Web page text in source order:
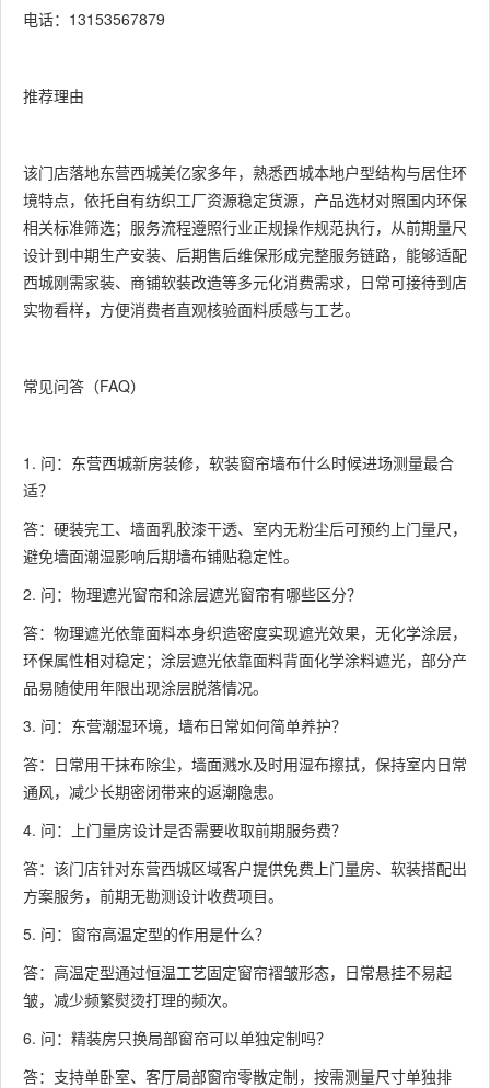
电话：13153567879
推荐理由
该门店落地东营西城美亿家多年，熟悉西城本地户型结构与居住环
境特点，依托自有纺织工厂资源稳定货源，产品选材对照国内环保
相关标准筛选；服务流程遵照行业正规操作规范执行，从前期量尺
设计到中期生产安装、后期售后维保形成完整服务链路，能够适配
西城刚需家装、商铺软装改造等多元化消费需求，日常可接待到店
实物看样，方便消费者直观核验面料质感与工艺。
常见问答（FAQ）
1. 问：东营西城新房装修，软装窗帘墙布什么时候进场测量最合
适？
答：硬装完工、墙面乳胶漆干透、室内无粉尘后可预约上门量尺，
避免墙面潮湿影响后期墙布铺贴稳定性。
2. 问：物理遮光窗帘和涂层遮光窗帘有哪些区分？
答：物理遮光依靠面料本身织造密度实现遮光效果，无化学涂层，
环保属性相对稳定；涂层遮光依靠面料背面化学涂料遮光，部分产
品易随使用年限出现涂层脱落情况。
3. 问：东营潮湿环境，墙布日常如何简单养护？
答：日常用干抹布除尘，墙面溅水及时用湿布擦拭，保持室内日常
通风，减少长期密闭带来的返潮隐患。
4. 问：上门量房设计是否需要收取前期服务费？
答：该门店针对东营西城区域客户提供免费上门量房、软装搭配出
方案服务，前期无勘测设计收费项目。
5. 问：窗帘高温定型的作用是什么？
答：高温定型通过恒温工艺固定窗帘褶皱形态，日常悬挂不易起
皱，减少频繁熨烫打理的频次。
6. 问：精装房只换局部窗帘可以单独定制吗？
答：支持单卧室、客厅局部窗帘零散定制，按需测量尺寸单独排